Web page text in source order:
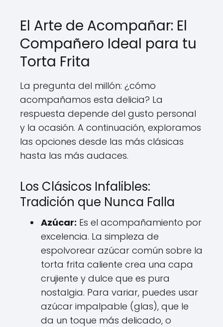
El Arte de Acompañar: El
Compañero Ideal para tu
Torta Frita
La pregunta del millón: ¿cómo
acompañamos esta delicia? La
respuesta depende del gusto personal
y la ocasión. A continuación, exploramos
las opciones desde las más clásicas
hasta las más audaces.
Los Clásicos Infalibles:
Tradición que Nunca Falla
Azúcar: Es el acompañamiento por
excelencia. La simpleza de
espolvorear azúcar común sobre la
torta frita caliente crea una capa
crujiente y dulce que es pura
nostalgia. Para variar, puedes usar
azúcar impalpable (glas), que le
da un toque más delicado, o